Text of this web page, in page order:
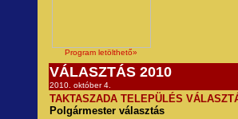
Program letölthető»
VÁLASZTÁS 2010
2010. október 4.
TAKTASZADA TELEPÜLÉS
Polgármester választás